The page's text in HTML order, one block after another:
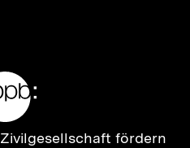
Zivilgesellschaft fördern